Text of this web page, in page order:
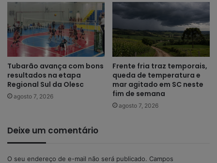
Tubarão avança com bons
resultados na etapa
Regional Sul da Olesc
agosto 7, 2026
Frente fria traz temporais,
queda de temperatura e
mar agitado em SC neste
fim de semana
agosto 7, 2026
Deixe um comentário
O seu endereço de e-mail não será publicado. Campos